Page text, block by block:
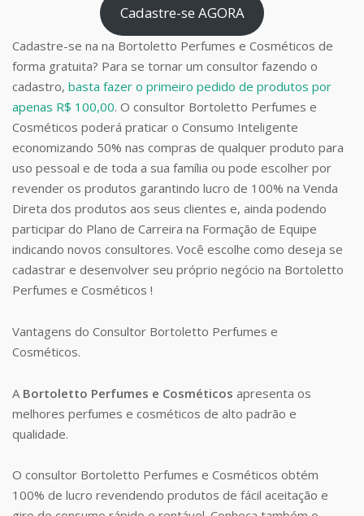
Cadastre-se AGORA
Cadastre-se na na Bortoletto Perfumes e Cosméticos de
forma gratuita? Para se tornar um consultor fazendo o
cadastro, basta fazer o primeiro pedido de produtos por
apenas R$ 100,00. O consultor Bortoletto Perfumes e
Cosméticos poderá praticar o Consumo Inteligente
economizando 50% nas compras de qualquer produto para
uso pessoal e de toda a sua família ou pode escolher por
revender os produtos garantindo lucro de 100% na Venda
Direta dos produtos aos seus clientes e, ainda podendo
participar do Plano de Carreira na Formação de Equipe
indicando novos consultores. Você escolhe como deseja se
cadastrar e desenvolver seu próprio negócio na Bortoletto
Perfumes e Cosméticos !
Vantagens do Consultor Bortoletto Perfumes e
Cosméticos.
A Bortoletto Perfumes e Cosméticos apresenta os
melhores perfumes e cosméticos de alto padrão e
qualidade.
O consultor Bortoletto Perfumes e Cosméticos obtém
100% de lucro revendendo produtos de fácil aceitação e